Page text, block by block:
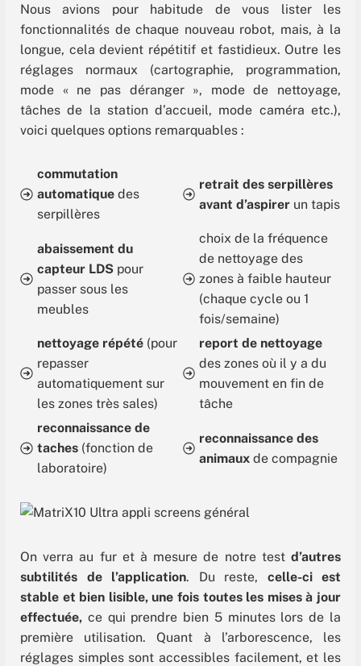
Nous avions pour habitude de vous lister les
fonctionnalités de chaque nouveau robot, mais, à la
longue, cela devient répétitif et fastidieux. Outre les
réglages normaux (cartographie, programmation,
mode « ne pas déranger », mode de nettoyage,
tâches de la station d’accueil, mode caméra etc.),
voici quelques options remarquables :
commutation
automatiquedes
serpillères
retrait des serpillères
avant d’aspirer un tapis
abaissement du
capteur LDSpour
passer sous les
meubles
choix de la fréquence
de nettoyage des
zones à faible hauteur
(chaque cycle ou 1
fois/semaine)
nettoyage répété(pour
repasser
automatiquement sur
les zones très sales)
report de nettoyage
des zones où il y a du
mouvement en fin de
tâche
reconnaissance de
taches(fonction de
laboratoire)
reconnaissance des
animauxde compagnie
On verra au fur et à mesure de notre testd’autres
subtilités de l’application. Du reste, celle-ci est
stable et bien lisible, une fois toutes les mises à jour
effectuée, ce qui prendre bien 5 minutes lors de la
première utilisation. Quant à l’arborescence, les
réglages simples sont accessibles facilement, et les